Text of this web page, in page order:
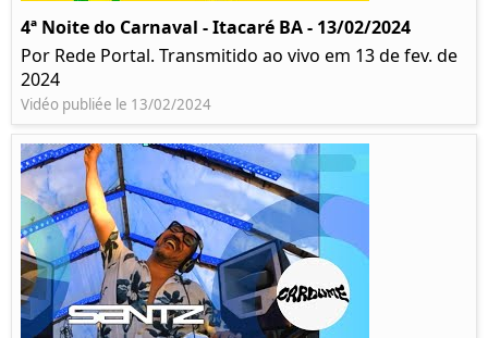
4ª Noite do Carnaval - Itacaré BA - 13/02/2024
Por Rede Portal. Transmitido ao vivo em 13 de fev. de
2024
Vidéo publiée le 13/02/2024